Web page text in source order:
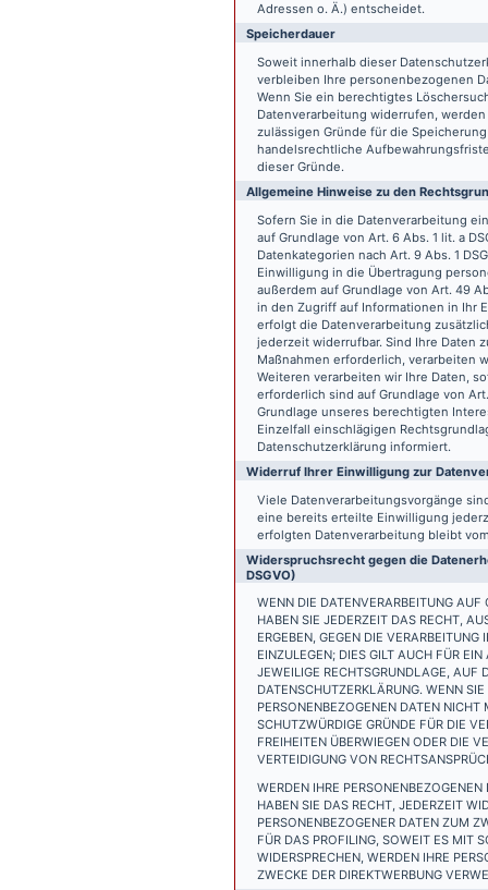
Adressen o. Ä.) entscheidet.
Speicherdauer
Soweit innerhalb dieser
verbleiben Ihre personenbezogenen
Wenn Sie ein berechtigtes
Datenverarbeitung widerrufen,
zulässigen Gründe für die
handelsrechtliche
dieser Gründe.
Allgemeine Hinweise zu den
Sofern Sie in die Datenverarbeitung
auf Grundlage von Art. 6 Abs. 1 lit. a
Datenkategorien nach Art. 9 Abs. 1
Einwilligung in die Übertragung
außerdem auf Grundlage von Art. 49
in den Zugriff auf Informationen in Ihr
erfolgt die Datenverarbeitung
jederzeit widerrufbar. Sind Ihre Daten
Maßnahmen erforderlich, verarbeiten
Weiteren verarbeiten wir Ihre Daten,
erforderlich sind auf Grundlage von
Grundlage unseres berechtigten
Einzelfall einschlägigen
Datenschutzerklärung informiert.
Widerruf Ihrer Einwilligung zur
Viele Datenverarbeitungsvorgänge
eine bereits erteilte Einwilligung
erfolgten Datenverarbeitung bleibt
Widerspruchsrecht gegen die
DSGVO)
WENN DIE DATENVERARBEITUNG
HABEN SIE JEDERZEIT DAS RECHT,
ERGEBEN, GEGEN DIE
EINZULEGEN; DIES GILT AUCH FÜR
JEWEILIGE RECHTSGRUNDLAGE, AUF
DATENSCHUTZERKLÄRUNG. WENN
PERSONENBEZOGENEN DATEN
SCHUTZWÜRDIGE GRÜNDE FÜR DIE
FREIHEITEN ÜBERWIEGEN ODER DIE
VERTEIDIGUNG VON
WERDEN IHRE
HABEN SIE DAS RECHT, JEDERZEIT
PERSONENBEZOGENER DATEN ZUM
FÜR DAS PROFILING, SOWEIT ES MIT
WIDERSPRECHEN, WERDEN IHRE
ZWECKE DER DIREKTWERBUNG